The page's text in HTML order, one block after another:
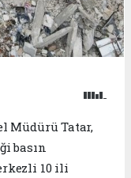
Müdürü Tatar,
basın
10 ili